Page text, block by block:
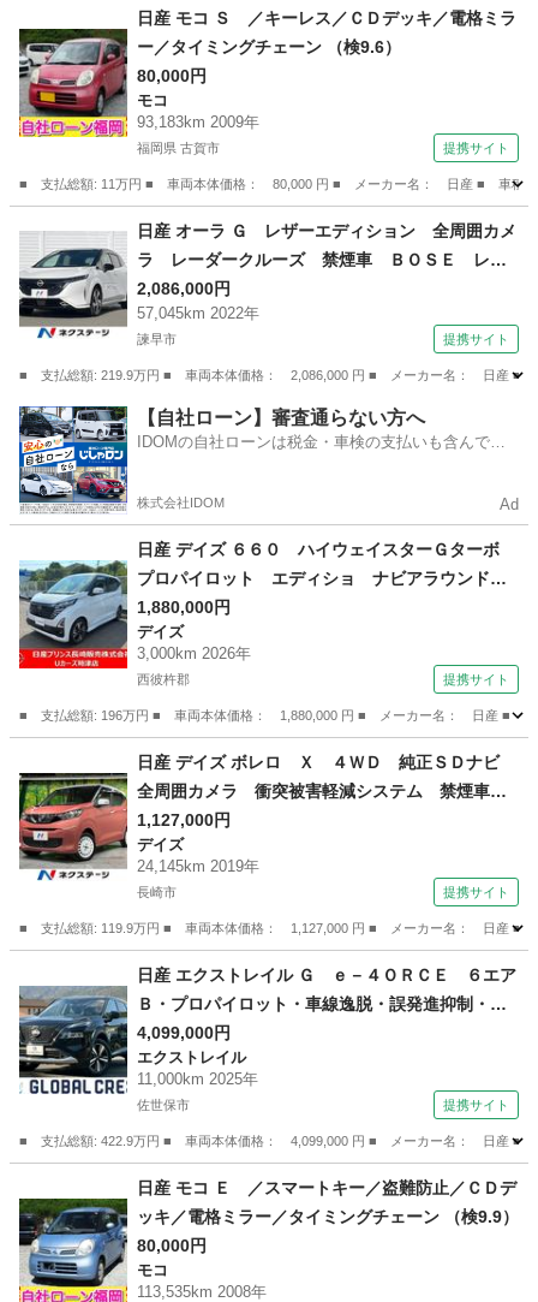
その他
日産 モコ Ｓ ／キーレス／ＣＤデッキ／電格ミラ
ー／タイミングチェーン （検9.6）
80,000円
モコ
93,183km 2009年
福岡県 古賀市 提携サイト
■ 支払総額: 11万円 ■ 車両本体価格： 80,000 円 ■ メーカー名： 日産 ■ 車種
モコ
日産 オーラ Ｇ レザーエディション 全周囲カメ
ラ レーダークルーズ 禁煙車 ＢＯＳＥ レザ
ーシート スマートキー ＬＥＤヘッド ビルト
インＥＴＣ 純正１７インチアルミ オートハイ
ビーム オートライト オートエアコン Ｂｌｕ
ｅｔｏｏｔｈ （検9.9）
2,086,000円
57,045km 2022年
諫早市 提携サイト
■ 支払総額: 219.9万円 ■ 車両本体価格： 2,086,000 円 ■ メーカー名： 日産
長崎 諫早市 日産
【自社ローン】審査通らない方へ
IDOMの自社ローンは税金・車検の支払いも含んでい
株式会社IDOM Ad
日産 デイズ ６６０ ハイウェイスターＧターボ
プロパイロット エディショ ナビアラウンドビ
ューモニタードラレコＥＴＣ （なし）
1,880,000円
デイズ
3,000km 2026年
西彼杵郡 提携サイト
■ 支払総額: 196万円 ■ 車両本体価格： 1,880,000 円 ■ メーカー名： 日産 ■
デイズ
日産 デイズ ボレロ Ｘ ４ＷＤ 純正ＳＤナビ
全周囲カメラ 衝突被害軽減システム 禁煙車
ハーフレザーシート ドラレコ コーナーセンサ
ー スマートキー 純正１４インチアルミ オー
トハイビーム 車線逸脱警報 オートライト （検
1,127,000円
デイズ
24,145km 2019年
長崎市 提携サイト
■ 支払総額: 119.9万円 ■ 車両本体価格： 1,127,000 円 ■ メーカー名： 日産
デイズ
日産 エクストレイル Ｇ ｅ－４ＯＲＣＥ ６エア
Ｂ・プロパイロット・車線逸脱・誤発進抑制・標
識認識・Ａパーキング・電子Ｐ／Ａホールド・デ
ジタルＭ・置くだけ充電・ＨＵＤ （検10.2）
4,099,000円
エクストレイル
11,000km 2025年
佐世保市 提携サイト
■ 支払総額: 422.9万円 ■ 車両本体価格： 4,099,000 円 ■ メーカー名： 日産 ■
エクストレイル
日産 モコ Ｅ ／スマートキー／盗難防止／ＣＤデ
ッキ／電格ミラー／タイミングチェーン （検9.9）
80,000円
モコ
113,535km 2008年